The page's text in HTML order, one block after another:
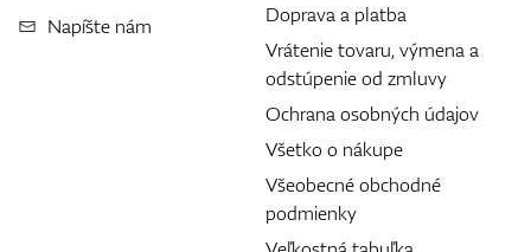
Napíšte nám
Doprava a platba
Vrátenie tovaru, výmena a
odstúpenie od zmluvy
Ochrana osobných údajov
Všetko o nákupe
Všeobecné obchodné
podmienky